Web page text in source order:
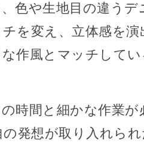
色や生地目の違う
を変え、立体感を
作風とマッチして
時間と細かな作業が
の発想が取り入れら